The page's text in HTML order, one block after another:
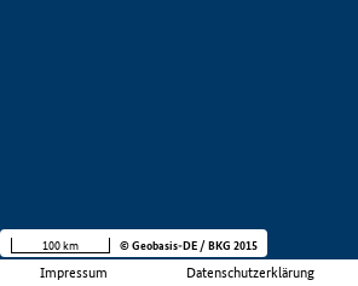
Impressum Datenschutzerklärung
100 km © Geobasis-DE / BKG 2015